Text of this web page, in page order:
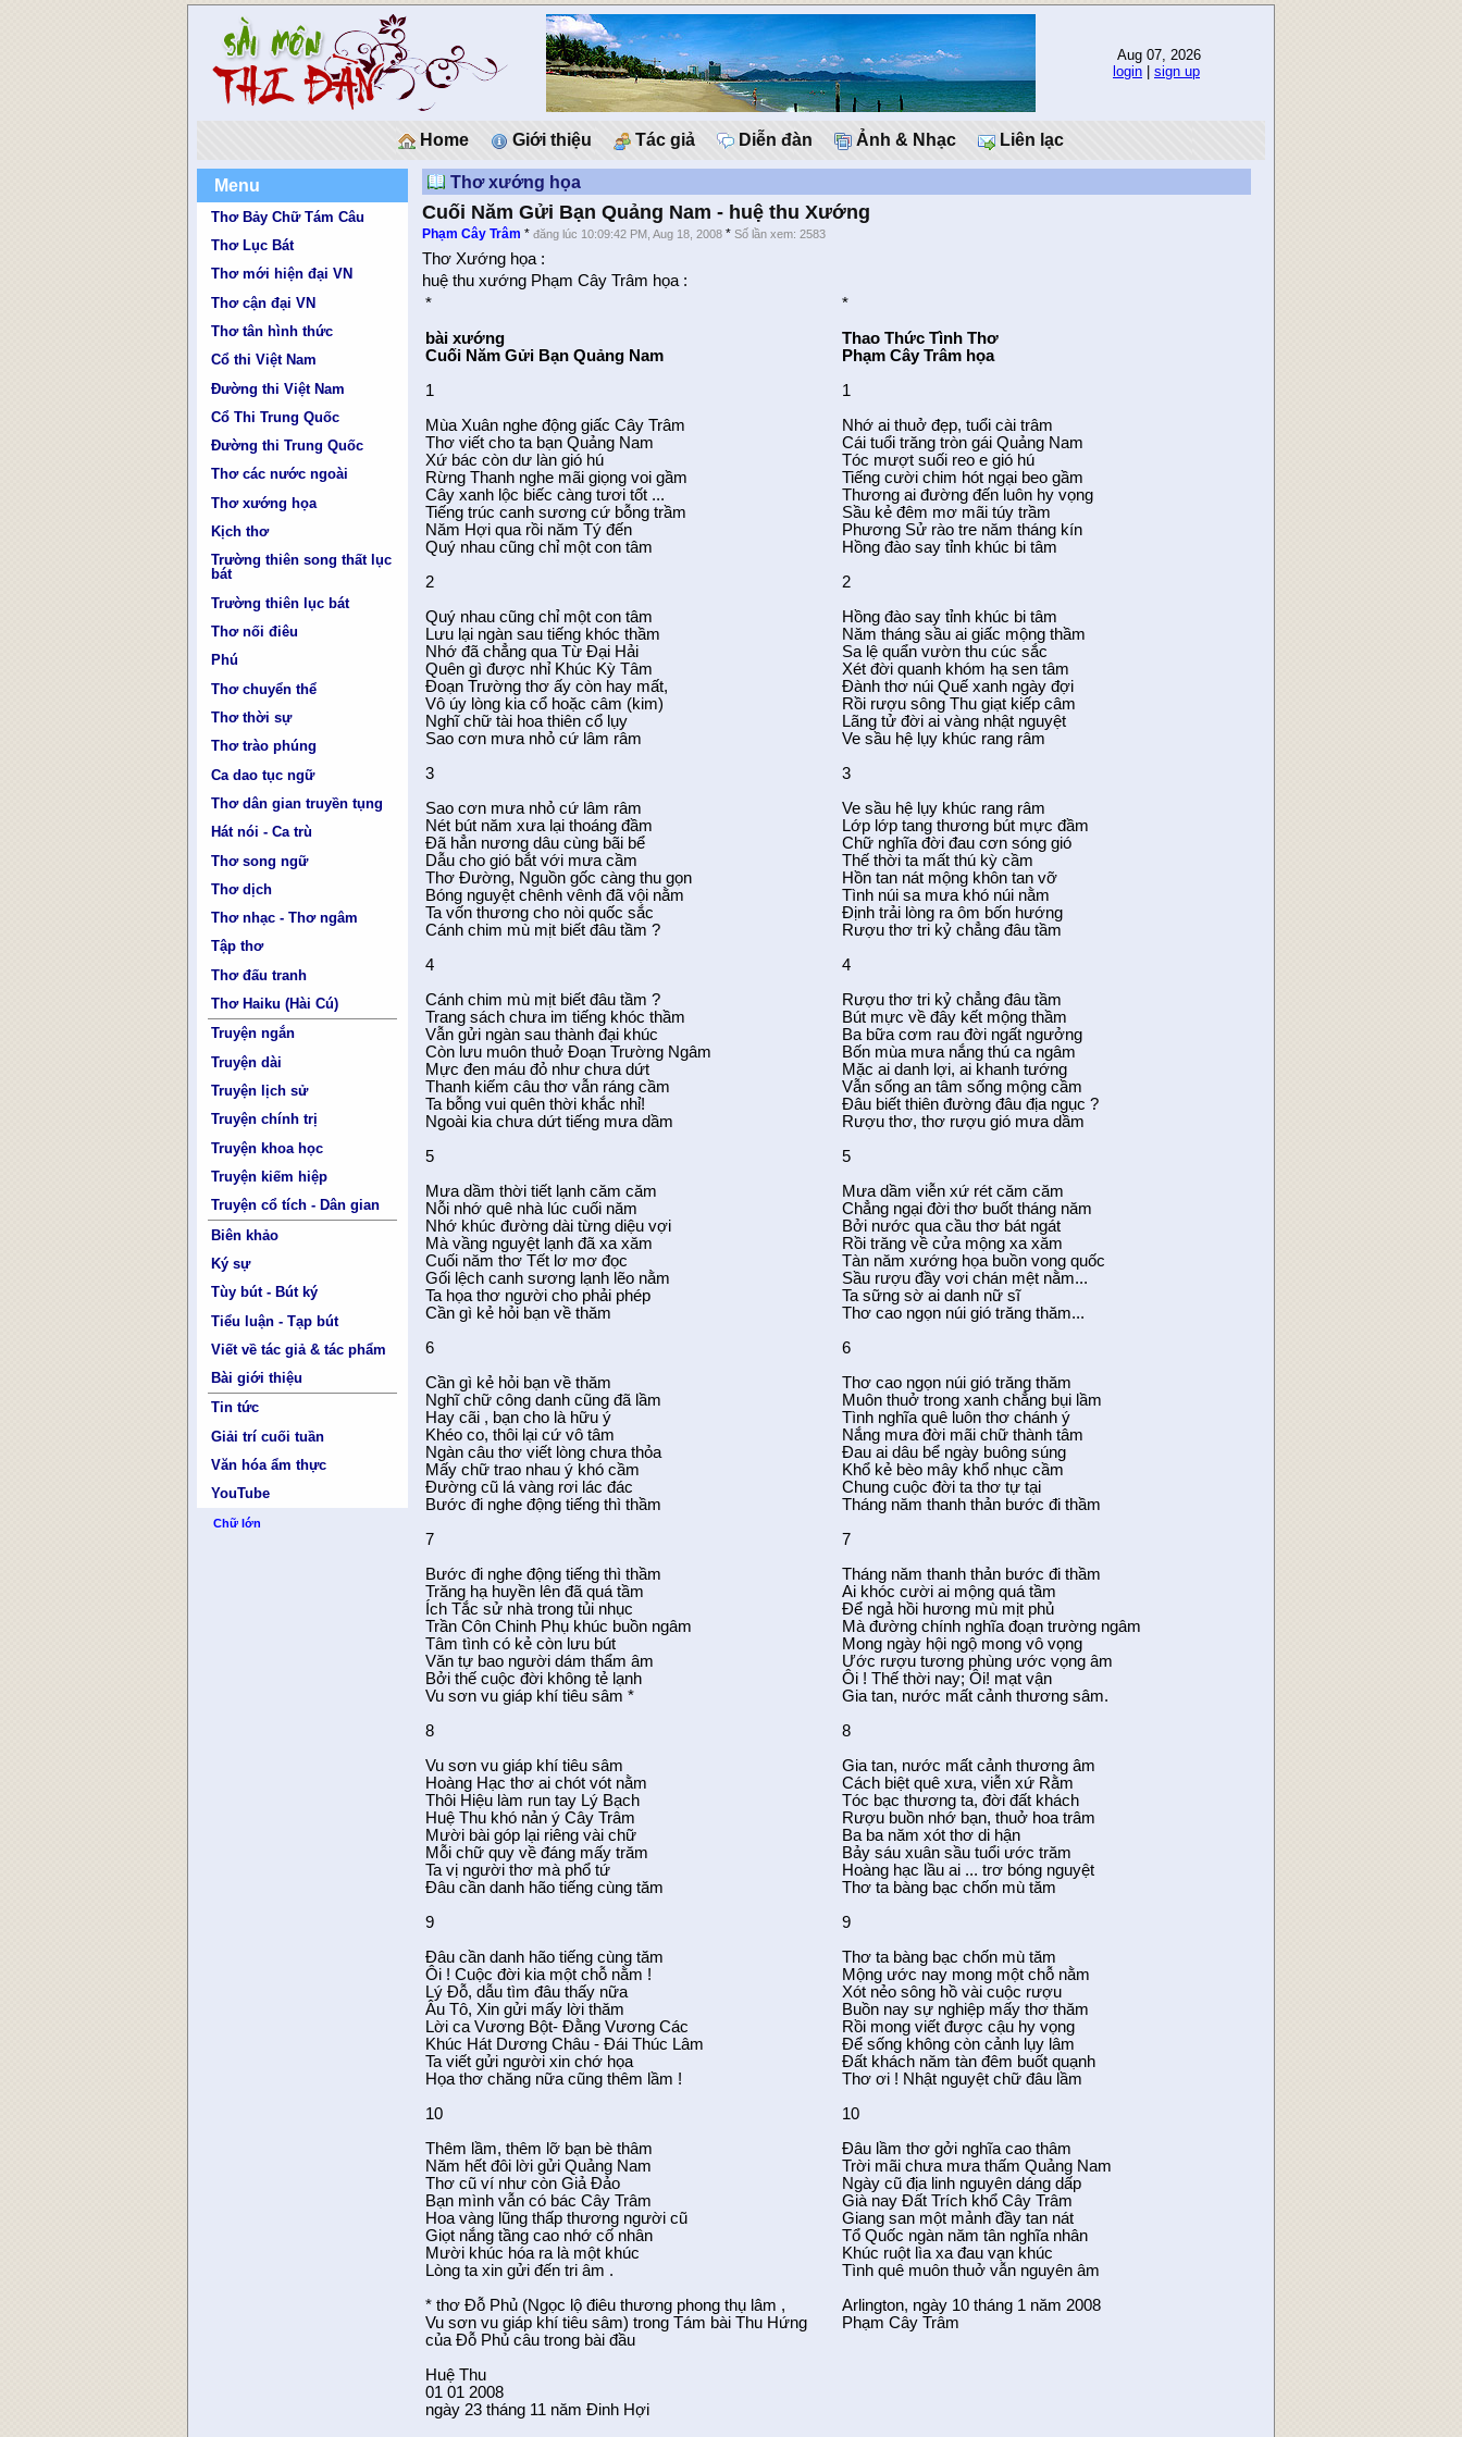
Aug 07, 2026
login
sign up
Home Giới thiệu Tác giả Diễn đàn Ảnh & Nhạc Liên lạc
Menu
Thơ Bảy Chữ Tám Câu
Thơ Lục Bát
Thơ mới hiện đại VN
Thơ cận đại VN
Thơ tân hình thức
Cổ thi Việt Nam
Đường thi Việt Nam
Cổ Thi Trung Quốc
Đường thi Trung Quốc
Thơ các nước ngoài
Thơ xướng họa
Kịch thơ
Trường thiên song thất lục
bát
Trường thiên lục bát
Thơ nối điêu
Phú
Thơ chuyển thể
Thơ thời sự
Thơ trào phúng
Ca dao tục ngữ
Thơ dân gian truyền tụng
Hát nói - Ca trù
Thơ song ngữ
Thơ dịch
Thơ nhạc - Thơ ngâm
Tập thơ
Thơ đấu tranh
Thơ Haiku (Hài Cú)
Truyện ngắn
Truyện dài
Truyện lịch sử
Truyện chính trị
Truyện khoa học
Truyện kiếm hiệp
Truyện cổ tích - Dân gian
Biên khảo
Ký sự
Tùy bút - Bút ký
Tiểu luận - Tạp bút
Viết về tác giả & tác phẩm
Bài giới thiệu
Tin tức
Giải trí cuối tuần
Văn hóa ẩm thực
YouTube
Chữ lớn
Thơ xướng họa
Cuối Năm Gửi Bạn Quảng Nam - huệ thu Xướng
Phạm Cây Trâm *đăng lúc 10:09:42 PM, Aug 18, 2008 *Số lần xem: 2583
Thơ Xướng họa :
huệ thu xướng Phạm Cây Trâm họa :
*
bài xướng
Cuối Năm Gửi Bạn Quảng Nam
1
Mùa Xuân nghe động giấc Cây Trâm
Thơ viết cho ta bạn Quảng Nam
Xứ bác còn dư làn gió hú
Rừng Thanh nghe mãi giọng voi gầm
Cây xanh lộc biếc càng tươi tốt ...
Tiếng trúc canh sương cứ bỗng trầm
Năm Hợi qua rồi năm Tý đến
Quý nhau cũng chỉ một con tâm
2
Quý nhau cũng chỉ một con tâm
Lưu lại ngàn sau tiếng khóc thầm
Nhớ đã chẳng qua Từ Đại Hải
Quên gì được nhỉ Khúc Kỳ Tâm
Đoạn Trường thơ ấy còn hay mất,
Vô úy lòng kia cổ hoặc câm (kim)
Nghĩ chữ tài hoa thiên cổ lụy
Sao cơn mưa nhỏ cứ lâm râm
3
Sao cơn mưa nhỏ cứ lâm râm
Nét bút năm xưa lại thoáng đầm
Đã hẳn nương dâu cùng bãi bể
Dẫu cho gió bắt với mưa cầm
Thơ Đường, Nguồn gốc càng thu gọn
Bóng nguyệt chênh vênh đã vội nằm
Ta vốn thương cho nòi quốc sắc
Cánh chim mù mịt biết đâu tầm ?
4
Cánh chim mù mịt biết đâu tầm ?
Trang sách chưa im tiếng khóc thầm
Vẫn gửi ngàn sau thành đại khúc
Còn lưu muôn thuở Đoạn Trường Ngâm
Mực đen máu đỏ như chưa dứt
Thanh kiếm câu thơ vẫn ráng cầm
Ta bỗng vui quên thời khắc nhỉ!
Ngoài kia chưa dứt tiếng mưa dầm
5
Mưa dầm thời tiết lạnh căm căm
Nỗi nhớ quê nhà lúc cuối năm
Nhớ khúc đường dài từng diệu vợi
Mà vầng nguyệt lạnh đã xa xăm
Cuối năm thơ Tết lơ mơ đọc
Gối lệch canh sương lạnh lẽo nằm
Ta họa thơ người cho phải phép
Cần gì kẻ hỏi bạn về thăm
6
Cần gì kẻ hỏi bạn về thăm
Nghĩ chữ công danh cũng đã lầm
Hay cãi , bạn cho là hữu ý
Khéo co, thôi lại cứ vô tâm
Ngàn câu thơ viết lòng chưa thỏa
Mấy chữ trao nhau ý khó cầm
Đường cũ lá vàng rơi lác đác
Bước đi nghe động tiếng thì thầm
7
Bước đi nghe động tiếng thì thầm
Trăng hạ huyền lên đã quá tầm
Ích Tắc sử nhà trong tủi nhục
Trần Côn Chinh Phụ khúc buồn ngâm
Tâm tình có kẻ còn lưu bút
Văn tự bao người dám thẩm âm
Bởi thế cuộc đời không tẻ lạnh
Vu sơn vu giáp khí tiêu sâm *
8
Vu sơn vu giáp khí tiêu sâm
Hoàng Hạc thơ ai chót vót nằm
Thôi Hiệu làm run tay Lý Bạch
Huệ Thu khó nản ý Cây Trâm
Mười bài góp lại riêng vài chữ
Mỗi chữ quy về đáng mấy trăm
Ta vị người thơ mà phổ tứ
Đâu cần danh hão tiếng cùng tăm
9
Đâu cần danh hão tiếng cùng tăm
Ôi ! Cuộc đời kia một chỗ nằm !
Lý Đỗ, dẫu tìm đâu thấy nữa
Âu Tô, Xin gửi mấy lời thăm
Lời ca Vương Bột- Đằng Vương Các
Khúc Hát Dương Châu - Đái Thúc Lâm
Ta viết gửi người xin chớ họa
Họa thơ chăng nữa cũng thêm lầm !
10
Thêm lầm, thêm lỡ bạn bè thâm
Năm hết đôi lời gửi Quảng Nam
Thơ cũ ví như còn Giả Đảo
Bạn mình vẫn có bác Cây Trâm
Hoa vàng lũng thấp thương người cũ
Giọt nắng tầng cao nhớ cố nhân
Mười khúc hóa ra là một khúc
Lòng ta xin gửi đến tri âm .
* thơ Đỗ Phủ (Ngọc lộ điêu thương phong thụ lâm ,
Vu sơn vu giáp khí tiêu sâm) trong Tám bài Thu Hứng
của Đỗ Phủ câu trong bài đầu
Huệ Thu
01 01 2008
ngày 23 tháng 11 năm Đinh Hợi
*
Thao Thức Tình Thơ
Phạm Cây Trâm họa
1
Nhớ ai thuở đẹp, tuổi cài trâm
Cái tuổi trăng tròn gái Quảng Nam
Tóc mượt suối reo e gió hú
Tiếng cười chim hót ngại beo gầm
Thương ai đường đến luôn hy vọng
Sầu kẻ đêm mơ mãi túy trầm
Phương Sử rào tre năm tháng kín
Hồng đào say tỉnh khúc bi tâm
2
Hồng đào say tỉnh khúc bi tâm
Năm tháng sầu ai giấc mộng thầm
Sa lệ quẩn vườn thu cúc sắc
Xét đời quanh khóm hạ sen tâm
Đành thơ núi Quế xanh ngày đợi
Rồi rượu sông Thu giạt kiếp câm
Lãng tử đời ai vàng nhật nguyệt
Ve sầu hệ lụy khúc rang râm
3
Ve sầu hệ lụy khúc rang râm
Lớp lớp tang thương bút mực đầm
Chữ nghĩa đời đau cơn sóng gió
Thế thời ta mất thú kỳ cầm
Hồn tan nát mộng khôn tan vỡ
Tình núi sa mưa khó núi nằm
Định trải lòng ra ôm bốn hướng
Rượu thơ tri kỷ chẳng đâu tầm
4
Rượu thơ tri kỷ chẳng đâu tầm
Bút mực về đây kết mộng thầm
Ba bữa cơm rau đời ngất ngưởng
Bốn mùa mưa nắng thú ca ngâm
Mặc ai danh lợi, ai khanh tướng
Vẫn sống an tâm sống mộng cầm
Đâu biết thiên đường đâu địa ngục ?
Rượu thơ, thơ rượu gió mưa dầm
5
Mưa dầm viễn xứ rét căm căm
Chẳng ngại đời thơ buốt tháng năm
Bởi nước qua cầu thơ bát ngát
Rồi trăng về cửa mộng xa xăm
Tàn năm xướng họa buồn vong quốc
Sầu rượu đầy vơi chán mệt nằm...
Ta sững sờ ai danh nữ sĩ
Thơ cao ngọn núi gió trăng thăm...
6
Thơ cao ngọn núi gió trăng thăm
Muôn thuở trong xanh chẳng bụi lầm
Tình nghĩa quê luôn thơ chánh ý
Nắng mưa đời mãi chữ thành tâm
Đau ai dâu bể ngày buông súng
Khổ kẻ bèo mây khổ nhục cầm
Chung cuộc đời ta thơ tự tại
Tháng năm thanh thản bước đi thầm
7
Tháng năm thanh thản bước đi thầm
Ai khóc cười ai mộng quá tầm
Để ngả hồi hương mù mịt phủ
Mà đường chính nghĩa đoạn trường ngâm
Mong ngày hội ngộ mong vô vọng
Ước rượu tương phùng ước vọng âm
Ôi ! Thế thời nay; Ôi! mạt vận
Gia tan, nước mất cảnh thương sâm.
8
Gia tan, nước mất cảnh thương âm
Cách biệt quê xưa, viễn xứ Rằm
Tóc bạc thương ta, đời đất khách
Rượu buồn nhớ bạn, thuở hoa trâm
Ba ba năm xót thơ di hận
Bảy sáu xuân sầu tuổi ước trăm
Hoàng hạc lầu ai ... trơ bóng nguyệt
Thơ ta bàng bạc chốn mù tăm
9
Thơ ta bàng bạc chốn mù tăm
Mộng ước nay mong một chỗ nằm
Xót nẻo sông hồ vài cuộc rượu
Buồn nay sự nghiệp mấy thơ thăm
Rồi mong viết được cậu hy vọng
Để sống không còn cảnh lụy lâm
Đất khách năm tàn đêm buốt quạnh
Thơ ơi ! Nhật nguyệt chữ đâu lầm
10
Đâu lầm thơ gởi nghĩa cao thâm
Trời mãi chưa mưa thấm Quảng Nam
Ngày cũ địa linh nguyên dáng dấp
Già nay Đất Trích khổ Cây Trâm
Giang san một mảnh đầy tan nát
Tổ Quốc ngàn năm tân nghĩa nhân
Khúc ruột lìa xa đau vạn khúc
Tình quê muôn thuở vẫn nguyên âm
Arlington, ngày 10 tháng 1 năm 2008
Phạm Cây Trâm